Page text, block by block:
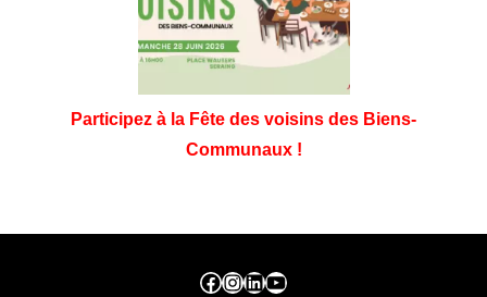
Participez à la Fête des voisins des Biens-
Communaux !
Facebook ville de seraing Instragram ville de seraing linkedin – ville de seraing YouTube